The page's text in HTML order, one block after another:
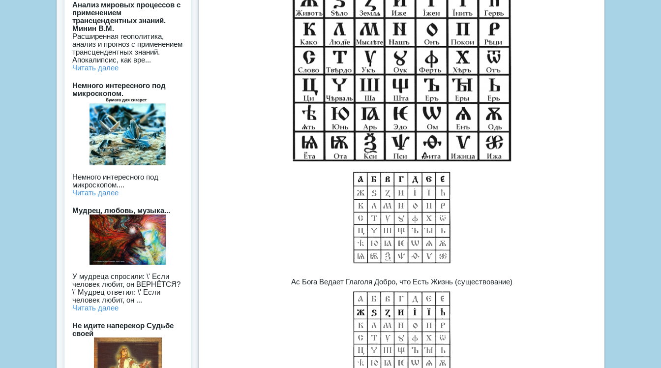
Ас Бога Ведает Глаголя Добро, что Есть Жизнь (существование)
Анализ мировых процессов с
применением
трансцендентных знаний.
Минин В.М.
Расширенная геополитика,
анализ и прогноз с применением
трансцендентных знаний.
Апокалипсис, как вре...
Читать далее
Немного интересного под
микроскопом.
Немного интересного под
микроскопом....
Читать далее
Мудрец, любовь, музыка...
У мудреца спросили: \' Если
человек любит, он ВЕРНЁТСЯ?
\' Мудрец ответил: \' Если
человек любит, он ...
Читать далее
Не идите наперекор Судьбе
своей